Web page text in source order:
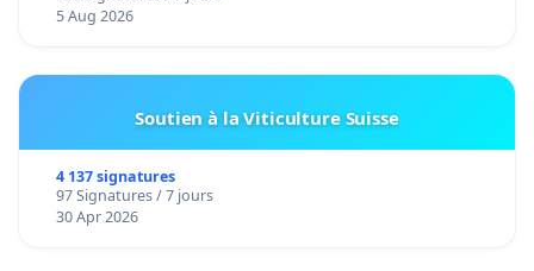
5 Aug 2026
Soutien à la Viticulture Suisse
4 137 signatures
97 Signatures / 7 jours
30 Apr 2026